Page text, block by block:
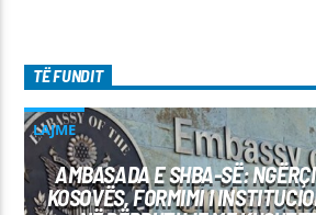
TË FUNDIT
LAJME
AMBASADA E SHBA-SË:
KOSOVËS, FORMIMI I